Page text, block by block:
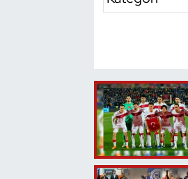
Vücut Geliştirme Fitness